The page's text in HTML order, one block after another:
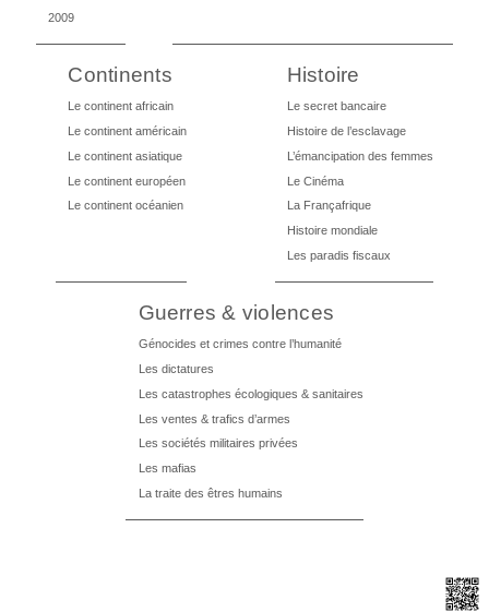
2009
Continents
Le continent africain
Le continent américain
Le continent asiatique
Le continent européen
Le continent océanien
Histoire
Le secret bancaire
Histoire de l’esclavage
L’émancipation des femmes
Le Cinéma
La Françafrique
Histoire mondiale
Les paradis fiscaux
Guerres & violences
Génocides et crimes contre l’humanité
Les dictatures
Les catastrophes écologiques & sanitaires
Les ventes & trafics d’armes
Les sociétés militaires privées
Les mafias
La traite des êtres humains